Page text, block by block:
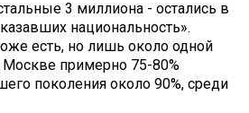
3 миллиона - остались в
национальность».
есть, но лишь около одной
Москве примерно 75-80%
поколения около 90%, среди